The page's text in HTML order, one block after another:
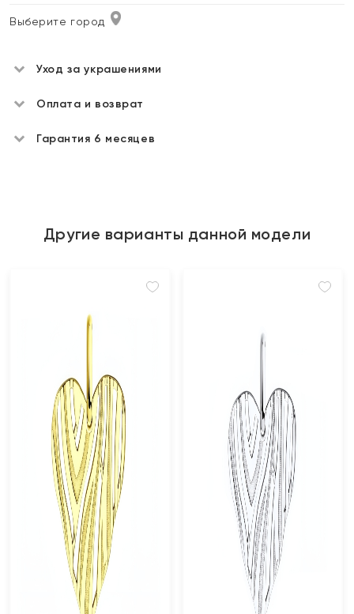
Выберите город
Уход за украшениями
Оплата и возврат
Гарантия 6 месяцев
Другие варианты данной модели